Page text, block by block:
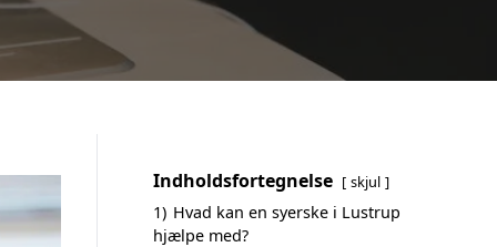
Indholdsfortegnelse skjul
1) Hvad kan en syerske i Lustrup
hjælpe med?